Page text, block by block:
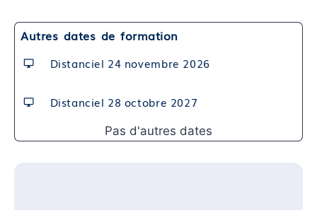
Module 10 : La prise en charge micronutritionnelle
Module 11 : Evaluation de fin de bloc de
compétences
pour la prise en charge des infections vaginales
Format et durée : Classe virtuelle de 1,75 heures
Autres dates de formation
Distanciel 24 novembre 2026
Distanciel 28 octobre 2027
Pas d'autres dates